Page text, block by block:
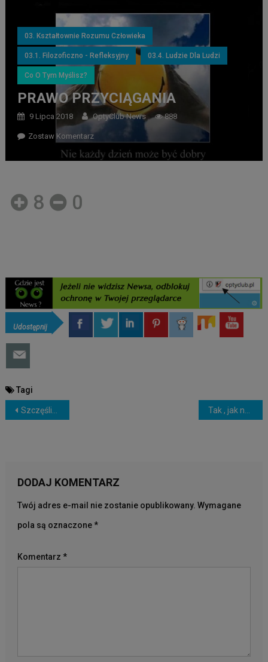
03. Kształtownie Rozumu Człowieka
03.1. Filozoficzno - Refleksyjny 03.4. Ludzie Dla Ludzi
Co O Tym Myślisz?
PRAWO PRZYCIĄGANIA
9 Lipca 2018 OptyClub News 888
Zostaw Komentarz
8 0
Udostępnij
Tagi
NAWIGACJA
WPISU
Szczęśliwe Kury
DODAJ KOMENTARZ
Twój adres e-mail nie zostanie opublikowany. Wymagane
pola są oznaczone*
Komentarz *